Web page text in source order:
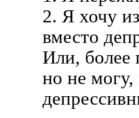
2. Я хочу
вместо
Или, более
но не могу,